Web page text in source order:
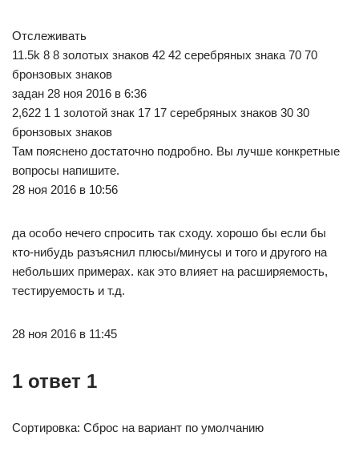
Отслеживать
11.5k 8 8 золотых знаков 42 42 серебряных знака 70 70
бронзовых знаков
задан 28 ноя 2016 в 6:36
2,622 1 1 золотой знак 17 17 серебряных знаков 30 30
бронзовых знаков
Там пояснено достаточно подробно. Вы лучше конкретные
вопросы напишите.
28 ноя 2016 в 10:56
да особо нечего спросить так сходу. хорошо бы если бы
кто-нибудь разъяснил плюсы/минусы и того и другого на
небольших примерах. как это влияет на расширяемость,
тестируемость и т.д.
28 ноя 2016 в 11:45
1 ответ 1
Сортировка: Сброс на вариант по умолчанию